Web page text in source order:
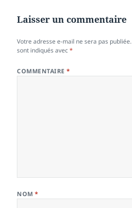
Laisser un commentaire
Votre adresse e-mail ne sera pas publiée.
sont indiqués avec*
COMMENTAIRE*
NOM*